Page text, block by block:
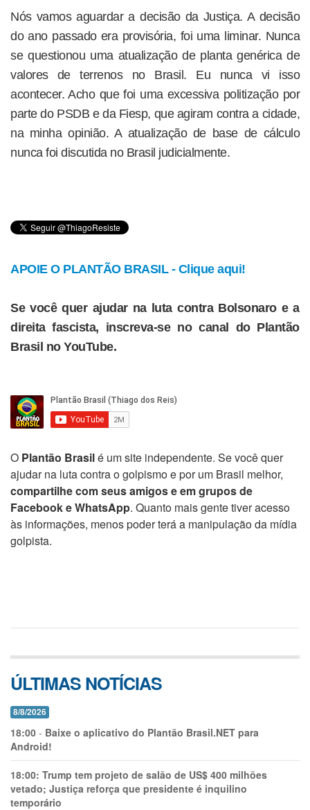
Nós vamos aguardar a decisão da Justiça. A decisão
do ano passado era provisória, foi uma liminar. Nunca
se questionou uma atualização de planta genérica de
valores de terrenos no Brasil. Eu nunca vi isso
acontecer. Acho que foi uma excessiva politização por
parte do PSDB e da Fiesp, que agiram contra a cidade,
na minha opinião. A atualização de base de cálculo
nunca foi discutida no Brasil judicialmente.
APOIE O PLANTÃO BRASIL - Clique aqui!
Se você quer ajudar na luta contra Bolsonaro e a
direita fascista, inscreva-se no canal do Plantão
Brasil no YouTube.
O Plantão Brasilé um site independente. Se você quer
ajudar na luta contra o golpismo e por um Brasil melhor,
compartilhe com seus amigos e em grupos de
Facebook e WhatsApp. Quanto mais gente tiver acesso
às informações, menos poder terá a manipulação da mídia
golpista.
ÚLTIMAS NOTÍCIAS
8/8/2026
18:00 - Baixe o aplicativo do Plantão Brasil.NET para
Android!
18:00: Trump tem projeto de salão de US$ 400 milhões
vetado; Justiça reforça que presidente é inquilino
temporário